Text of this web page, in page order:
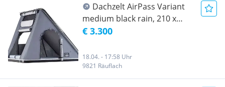
Dachzelt AirPass Variant
medium black rain, 210 x
145cm NEU, netto Eur.
€ 3.300
18.04. - 17:58 Uhr
9821 Räuflach